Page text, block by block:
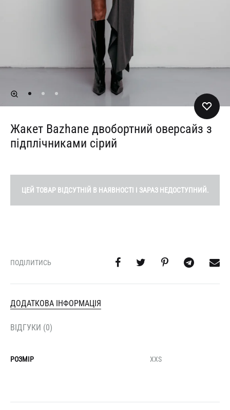
Жакет Bazhane двобортний оверсайз з
підплічниками сірий
ЦЕЙ ТОВАР ВІДСУТНІЙ В НАЯВНОСТІ І ЗАРАЗ НЕДОСТУПНИЙ.
ПОДІЛИТИСЬ
ДОДАТКОВА ІНФОРМАЦІЯ
ВІДГУКИ (0)
РОЗМІР XXS